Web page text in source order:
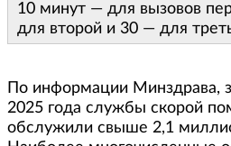
10 минут — для вызовов
для второй и 30 — для
По информации Минздрава,
2025 года службы скорой
обслужили свыше 2,1